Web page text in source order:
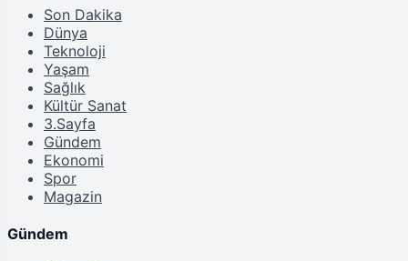
Son Dakika
Dünya
Teknoloji
Yaşam
Sağlık
Kültür Sanat
3.Sayfa
Gündem
Ekonomi
Spor
Magazin
Gündem